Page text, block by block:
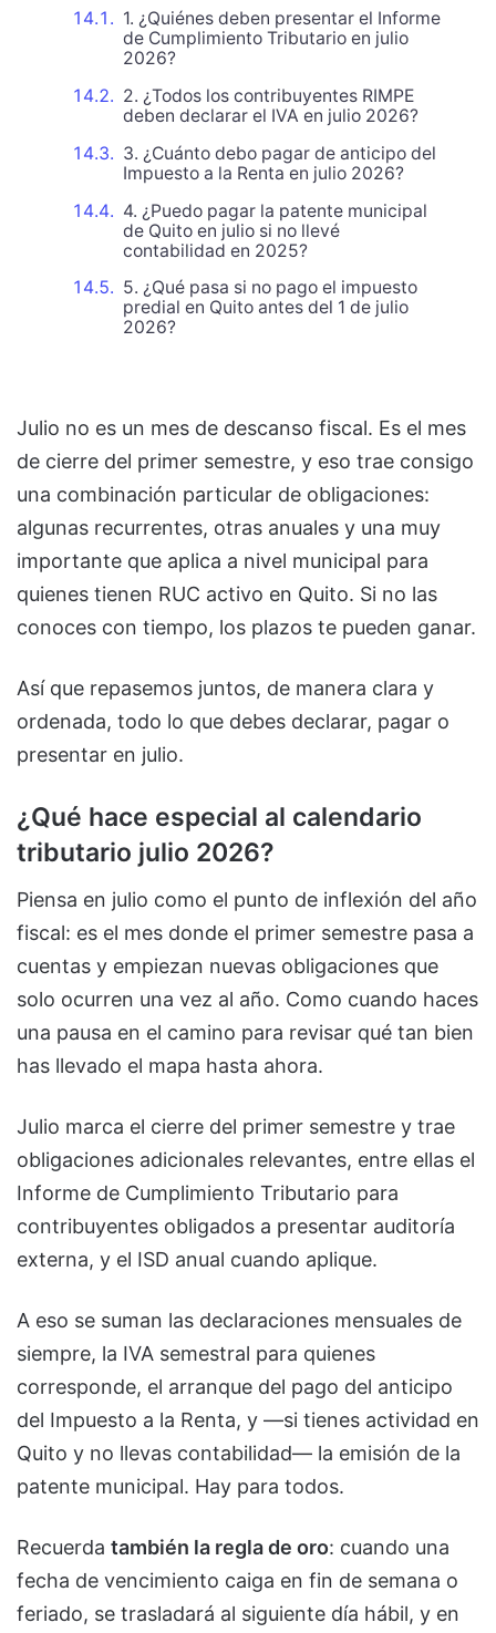
1. ¿Quiénes deben presentar el Informe
de Cumplimiento Tributario en julio
2026?
2. ¿Todos los contribuyentes RIMPE
deben declarar el IVA en julio 2026?
3. ¿Cuánto debo pagar de anticipo del
Impuesto a la Renta en julio 2026?
4. ¿Puedo pagar la patente municipal
de Quito en julio si no llevé
contabilidad en 2025?
5. ¿Qué pasa si no pago el impuesto
predial en Quito antes del 1 de julio
2026?
Julio no es un mes de descanso fiscal. Es el mes
de cierre del primer semestre, y eso trae consigo
una combinación particular de obligaciones:
algunas recurrentes, otras anuales y una muy
importante que aplica a nivel municipal para
quienes tienen RUC activo en Quito. Si no las
conoces con tiempo, los plazos te pueden ganar.
Así que repasemos juntos, de manera clara y
ordenada, todo lo que debes declarar, pagar o
presentar en julio.
¿Qué hace especial al calendario
tributario julio 2026?
Piensa en julio como el punto de inflexión del año
fiscal: es el mes donde el primer semestre pasa a
cuentas y empiezan nuevas obligaciones que
solo ocurren una vez al año. Como cuando haces
una pausa en el camino para revisar qué tan bien
has llevado el mapa hasta ahora.
Julio marca el cierre del primer semestre y trae
obligaciones adicionales relevantes, entre ellas el
Informe de Cumplimiento Tributario para
contribuyentes obligados a presentar auditoría
externa, y el ISD anual cuando aplique.
A eso se suman las declaraciones mensuales de
siempre, la IVA semestral para quienes
corresponde, el arranque del pago del anticipo
del Impuesto a la Renta, y —si tienes actividad en
Quito y no llevas contabilidad— la emisión de la
patente municipal. Hay para todos.
Recuerda también la regla de oro: cuando una
fecha de vencimiento caiga en fin de semana o
feriado, se trasladará al siguiente día hábil, y en